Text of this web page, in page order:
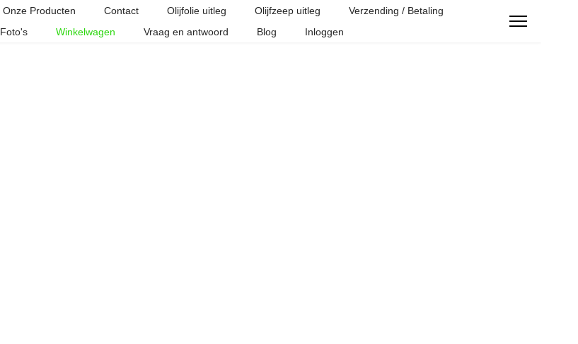
Onze Producten Contact Olijfolie uitleg Olijfzeep uitleg
Verzending / Betaling
Foto's Winkelwagen Vraag en antwoord Blog Inloggen